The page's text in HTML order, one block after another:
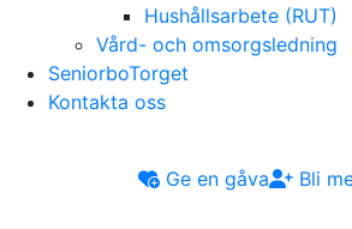
Hushållsarbete (RUT)
Vård- och omsorgsledning
SeniorboTorget
Kontakta oss
Ge en gåva Bli